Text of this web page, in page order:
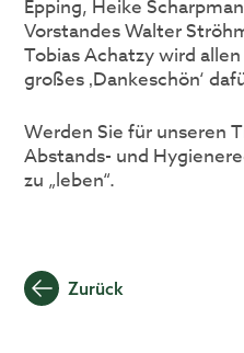
Epping, Heike
Vorstandes Walter
Tobias Achatzy wird
großes ‚Dankeschön‘
Werden Sie für unseren
Abstands- und
zu „leben“.
Zurück